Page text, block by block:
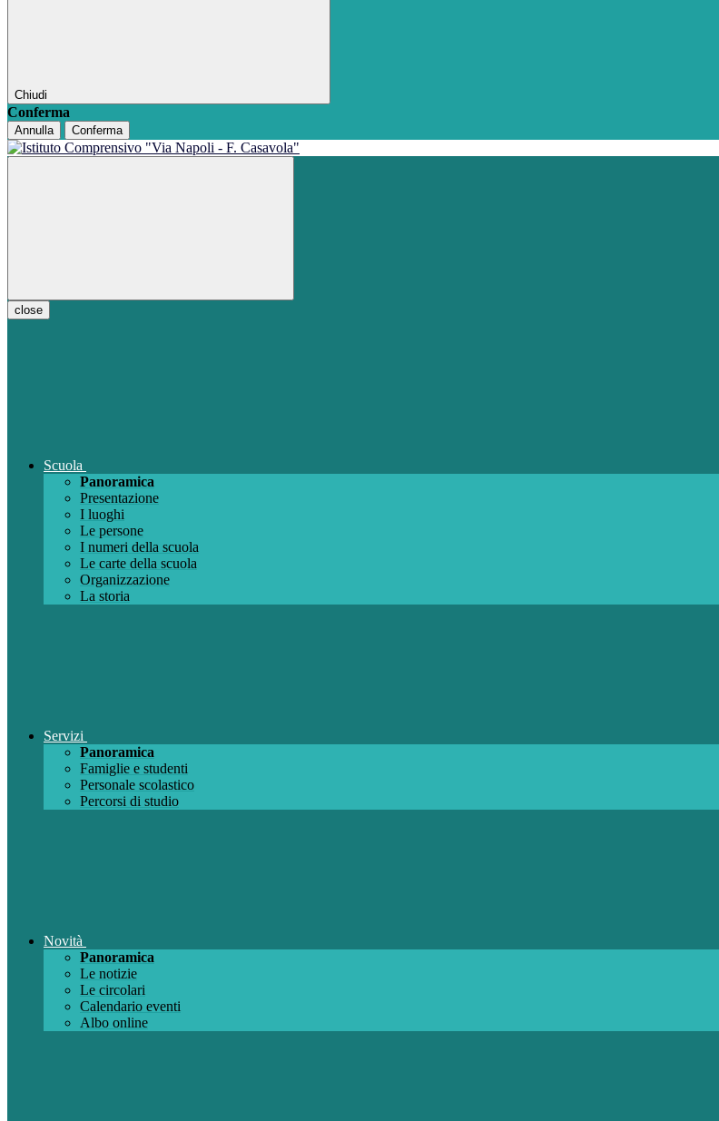
Chiudi
Conferma
Annulla Conferma
close
Scuola
Panoramica
Presentazione
I luoghi
Le persone
I numeri della scuola
Le carte della scuola
Organizzazione
La storia
Servizi
Panoramica
Famiglie e studenti
Personale scolastico
Percorsi di studio
Novità
Panoramica
Le notizie
Le circolari
Calendario eventi
Albo online